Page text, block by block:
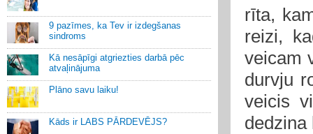
9 pazīmes, ka Tev ir izdegšanas
sindroms
Kā nesāpīgi atgriezties darbā pēc
atvaļinājuma
Plāno savu laiku!
Kāds ir LABS PĀRDEVĒJS?
rīta,
reizi,
veicam
durvju
veicis
dedzina